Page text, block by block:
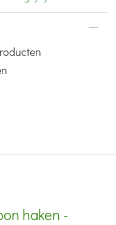
haken -